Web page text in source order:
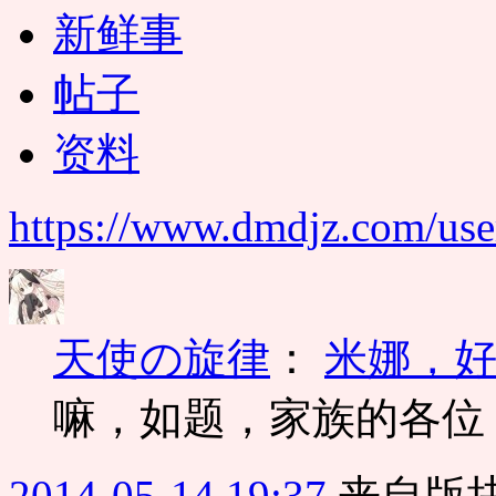
新鲜事
帖子
资料
https://www.dmdjz.com/
天使の旋律 ： 米娜，
嘛，如题，家族的各